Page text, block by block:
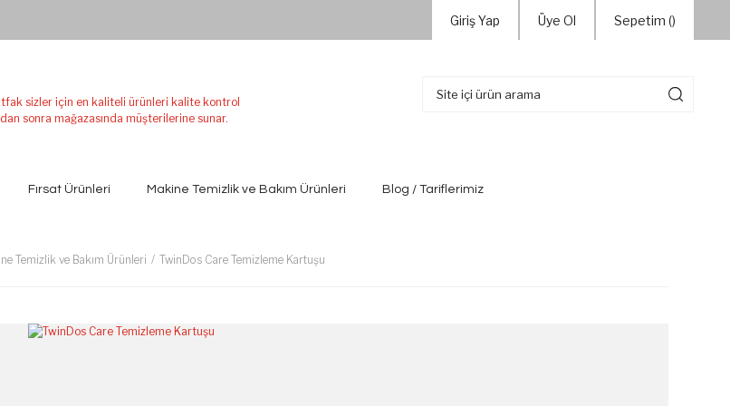
Giriş Yap Üye Ol Sepetim ()
Fırsat Ürünleri Makine Temizlik ve Bakım Ürünleri Blog / Tariflerimiz
Temizlik ve Bakım Ürünleri TwinDos Care Temizleme Kartuşu